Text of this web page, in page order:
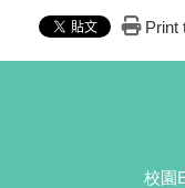
Print
校園